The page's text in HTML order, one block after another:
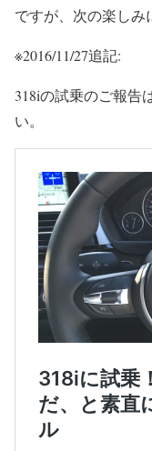
ですが、次の楽しみ
※2016/11/27追記:
318iの試乗のご報告
い。